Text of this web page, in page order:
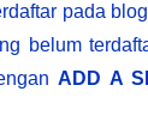
pada
belum
ADD A